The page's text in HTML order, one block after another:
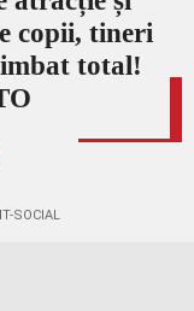
copii, tineri
total!
SOCIAL